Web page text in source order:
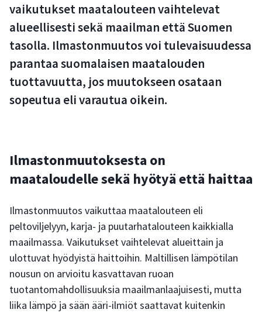
vaikutukset maatalouteen vaihtelevat
alueellisesti sekä maailman että Suomen
tasolla. Ilmastonmuutos voi tulevaisuudessa
parantaa suomalaisen maatalouden
tuottavuutta, jos muutokseen osataan
sopeutua eli varautua oikein.
Ilmastonmuutoksesta on
maataloudelle sekä hyötyä että haittaa
Ilmastonmuutos vaikuttaa maatalouteen eli
peltoviljelyyn, karja- ja puutarhatalouteen kaikkialla
maailmassa. Vaikutukset vaihtelevat alueittain ja
ulottuvat hyödyistä haittoihin. Maltillisen lämpötilan
nousun on arvioitu kasvattavan ruoan
tuotantomahdollisuuksia maailmanlaajuisesti, mutta
liika lämpö ja sään ääri-ilmiöt saattavat kuitenkin